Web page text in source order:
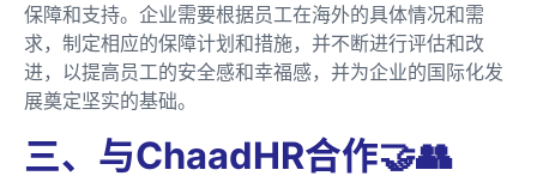
保障和支持。企业需要根据员工在海外的具体情况和需
求，制定相应的保障计划和措施，并不断进行评估和改
进，以提高员工的安全感和幸福感，并为企业的国际化发
展奠定坚实的基础。
三、与ChaadHR合作🤝👥